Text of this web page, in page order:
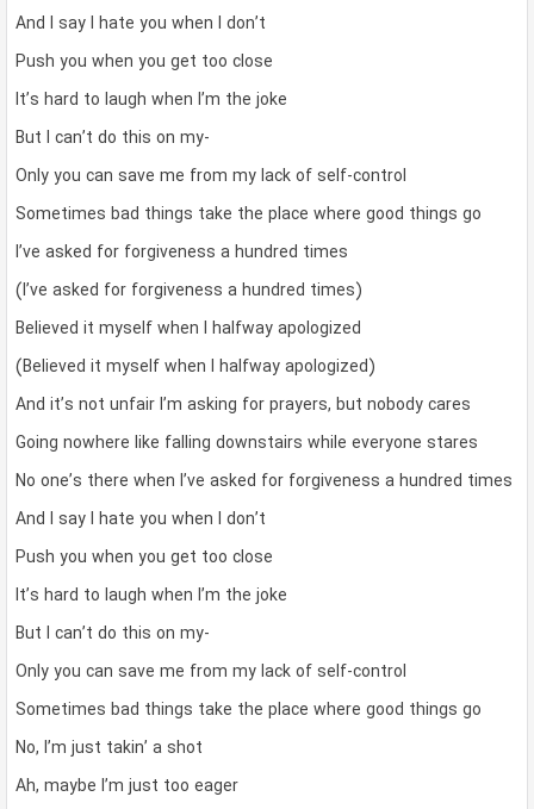
And I say I hate you when I don’t
Push you when you get too close
It’s hard to laugh when I’m the joke
But I can’t do this on my-
Only you can save me from my lack of self-control
Sometimes bad things take the place where good things go
I’ve asked for forgiveness a hundred times
(I’ve asked for forgiveness a hundred times)
Believed it myself when I halfway apologized
(Believed it myself when I halfway apologized)
And it’s not unfair I’m asking for prayers, but nobody cares
Going nowhere like falling downstairs while everyone stares
No one’s there when I’ve asked for forgiveness a hundred times
And I say I hate you when I don’t
Push you when you get too close
It’s hard to laugh when I’m the joke
But I can’t do this on my-
Only you can save me from my lack of self-control
Sometimes bad things take the place where good things go
No, I’m just takin’ a shot
Ah, maybe I’m just too eager